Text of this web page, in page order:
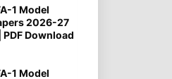
1 Model
2026-27
Download
1 Model